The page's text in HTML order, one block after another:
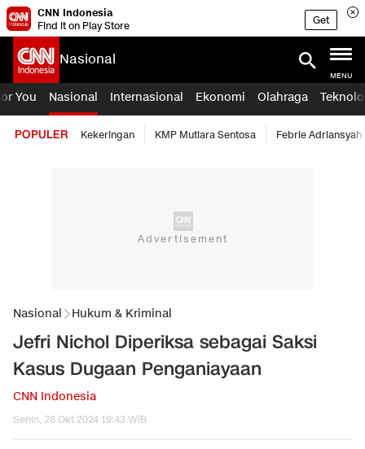
CNN Indonesia
Find it on Play Store
Get
Nasional
MENU
You Nasional Internasional Ekonomi Olahraga
POPULER Kekeringan KMP Mutiara Sentosa Febrie Adriansyah
Nasional Hukum & Kriminal
Jefri Nichol Diperiksa sebagai Saksi
Kasus Dugaan Penganiayaan
CNN Indonesia
Senin, 28 Okt 2024 19:43 WIB